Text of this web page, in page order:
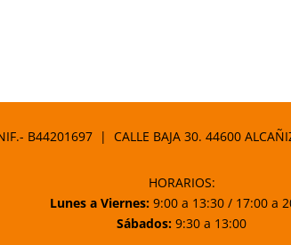
B44201697 | CALLE BAJA 30. 44600
HORARIOS:
Lunes a Viernes:9:00 a 13:30 / 17:00 a
Sábados: 9:30 a 13:00